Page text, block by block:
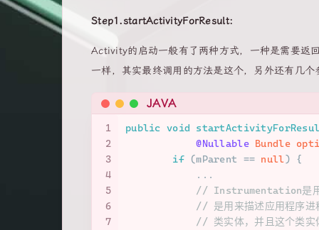
Step1.startActivityForResult:
Activity的启动一般有了两种方式，一种是需要返
一样，其实最终调用的方法是这个，另外还有几
JAVA
1
2
3
4
5
6
7
public void
@Nullable Bundle
if (mParent == null) {
            ...
// Instrumentation是用
// 是用来描述应用程序进
// 类实体，并且这个类